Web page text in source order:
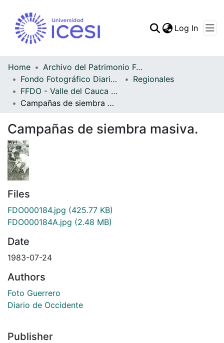
Statistics
Log In
Home
Archivo del Patrimonio Fotográfico y Fílmico del Valle del Cauca
Fondo Fotográfico Diario Occidente
Regionales
FFDO - Valle del Cauca - Patrimonial
Campañas de siembra masiva.
Campañas de siembra masiva.
Files
FDO000184.jpg (425.77 KB)
FDO000184A.jpg (2.48 MB)
Date
1983-07-24
Authors
Foto Guerrero
Diario de Occidente
Publisher